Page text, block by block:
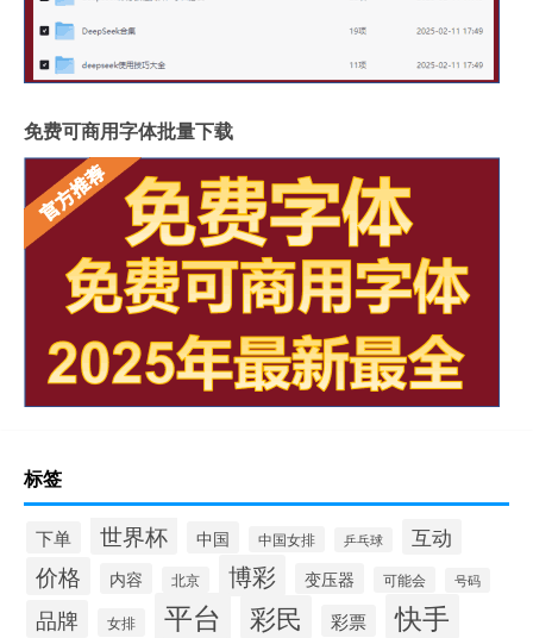
免费可商用字体批量下载
标签
下单 世界杯 中国 中国女排 乒乓球 互动
价格 内容 北京 博彩 变压器 可能会 号码
品牌 女排 平台 彩民 彩票 快手